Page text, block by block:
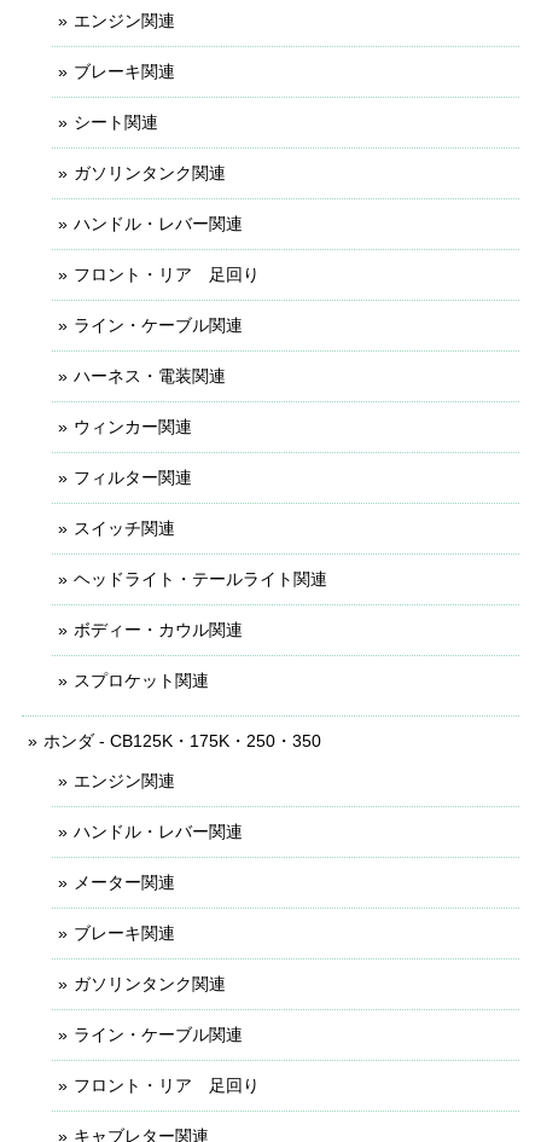
エンジン関連
ブレーキ関連
シート関連
ガソリンタンク関連
ハンドル・レバー関連
フロント・リア 足回り
ライン・ケーブル関連
ハーネス・電装関連
ウィンカー関連
フィルター関連
スイッチ関連
ヘッドライト・テールライト関連
ボディー・カウル関連
スプロケット関連
ホンダ - CB125K・175K・250・350
エンジン関連
ハンドル・レバー関連
メーター関連
ブレーキ関連
ガソリンタンク関連
ライン・ケーブル関連
フロント・リア 足回り
キャブレター関連